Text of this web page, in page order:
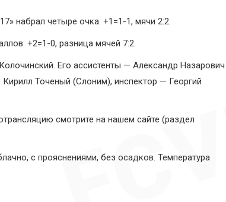
набрал четыре очка: +1=1-1, мячи 2:2.
+2=1-0, разница мячей 7:2.
Его ассистенты — Александр Назарович
Точеный (Слоним), инспектор — Георгий
смотрите на нашем сайте (раздел
с прояснениями, без осадков. Температура